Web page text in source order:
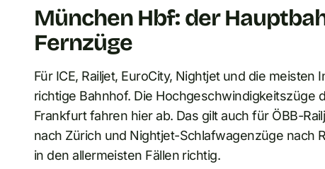
München Hbf: der
Fernzüge
Für ICE, Railjet, EuroCity, Nightjet und die
richtige Bahnhof. Die Hochgeschwindigkeitszüge
Frankfurt fahren hier ab. Das gilt auch für ÖBB-
nach Zürich und Nightjet-Schlafwagenzüge nach
in den allermeisten Fällen richtig.